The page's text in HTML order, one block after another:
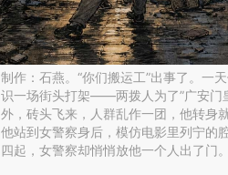
制作：石燕。“你们搬运工”出事了。一
识一场街头打架——两拨人为了”广安门
外，砖头飞来，人群乱作一团，他转身
他站到女警察身后，模仿电影里列宁
四起，女警察却悄悄放他一个人出了门